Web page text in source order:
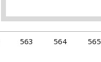
563 564
565